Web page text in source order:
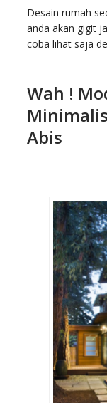
Desain rumah
anda akan gigit
coba lihat saja
Wah !
Abis